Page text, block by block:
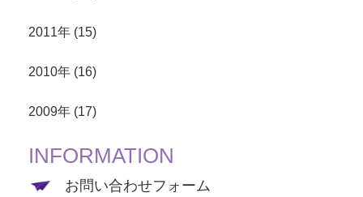
2011年 (15)
2010年 (16)
2009年 (17)
INFORMATION
お問い合わせフォーム